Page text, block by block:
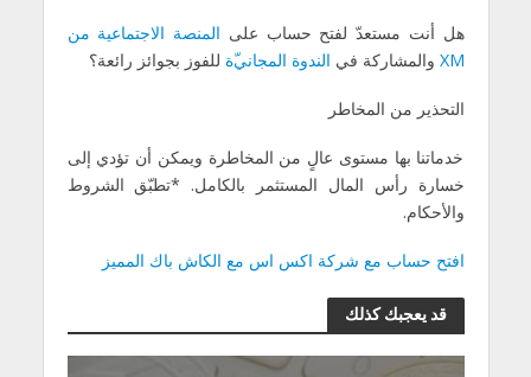
هل أنت مستعدّ لفتح حساب على المنصة الاجتماعية من
XM والمشاركة في الندوة المجانية للفوز بجوائز رائعة؟
التحذير من المخاطر
خدماتنا بها مستوى عالٍ من المخاطرة ويمكن أن تؤدي إلى
خسارة رأس المال المستثمر بالكامل. *تطبّق الشروط
والأحكام.
افتح حساب مع شركة اكس اس مع الكاش باك المميز
قد يعجبك كذلك